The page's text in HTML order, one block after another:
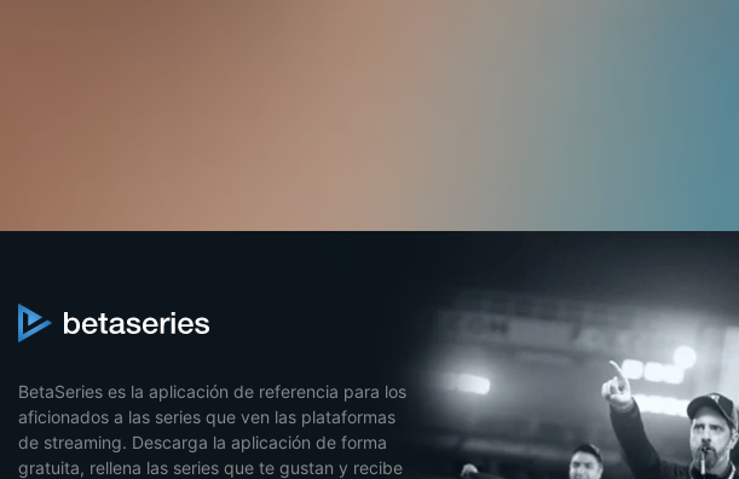
BetaSeries es la aplicación de referencia para los
aficionados a las series que ven las plataformas
de streaming. Descarga la aplicación de forma
gratuita, rellena las series que te gustan y recibe